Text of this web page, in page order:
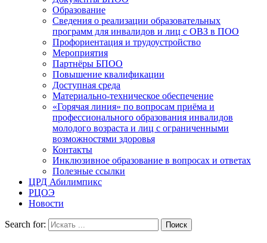
Образование
Сведения о реализации образовательных
программ для инвалидов и лиц с ОВЗ в ПОО
Профориентация и трудоустройство
Мероприятия
Партнёры БПОО
Повышение квалификации
Доступная среда
Материально-техническое обеспечение
«Горячая линия» по вопросам приёма и
профессионального образования инвалидов
молодого возраста и лиц с ограниченными
возможностями здоровья
Контакты
Инклюзивное образование в вопросах и ответах
Полезные ссылки
ЦРД Абилимпикс
РЦОЭ
Новости
Search for: